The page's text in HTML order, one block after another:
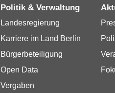
Politik & Verwaltung
Landesregierung
Karriere im Land Berlin
Bürgerbeteiligung
Open Data
Vergaben